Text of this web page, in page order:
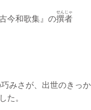
今和歌集』の撰者
せんじゃ
みさが、出世のきっ
た。